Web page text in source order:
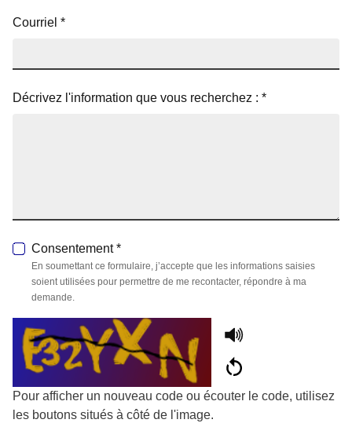
Courriel *
Décrivez l'information que vous recherchez : *
Consentement *
En soumettant ce formulaire, j’accepte que les informations saisies
soient utilisées pour permettre de me recontacter, répondre à ma
demande.
Pour afficher un nouveau code ou écouter le code, utilisez
les boutons situés à côté de l'image.